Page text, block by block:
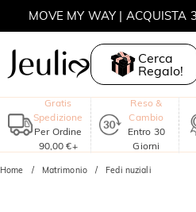
MOVE MY WAY | ACQUISTA
Cerca
Regalo!
Gratis
Spedizione
Per Ordine
90,00 €+
Reso &
Cambio
Entro 30
Giorni
Home Matrimonio Fedi nuziali